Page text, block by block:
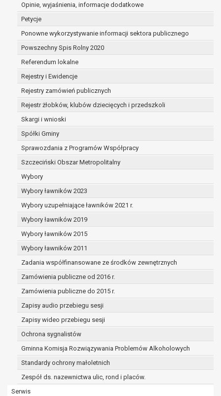
Opinie, wyjaśnienia, informacje dodatkowe
Petycje
Ponowne wykorzystywanie informacji sektora publicznego
Powszechny Spis Rolny 2020
Referendum lokalne
Rejestry i Ewidencje
Rejestry zamówień publicznych
Rejestr żłobków, klubów dziecięcych i przedszkoli
Skargi i wnioski
Spółki Gminy
Sprawozdania z Programów Współpracy
Szczeciński Obszar Metropolitalny
Wybory
Wybory ławników 2023
Wybory uzupełniające ławników 2021 r.
Wybory ławników 2019
Wybory ławników 2015
Wybory ławników 2011
Zadania współfinansowane ze środków zewnętrznych
Zamówienia publiczne od 2016 r.
Zamówienia publiczne do 2015 r.
Zapisy audio przebiegu sesji
Zapisy wideo przebiegu sesji
Ochrona sygnalistów
Gminna Komisja Rozwiązywania Problemów Alkoholowych
Standardy ochrony małoletnich
Zespół ds. nazewnictwa ulic, rond i placów.
Serwis
dane są nieprawidłowe lub
prawo do żądania usunięcia danych
osobowych (tzw. prawo do bycia
zapomnianym) na podstawie art. 17 RODO,
w przypadku gdy:
dane nie są już niezbędne do celów,
dla których były zebrane lub w inny
sposób przetwarzane,
osoba, której dane dotyczą, wniosła
sprzeciw wobec przetwarzania
danych osobowych,
zgodę na przetwarzanie danych
osobowych, która jest podstawą
przetwarzania danych i nie ma innej
danych,
dane osobowe przetwarzane są
niezgodnie z prawem,
dane osobowe muszą być usunięte w
celu wywiązania się z obowiązku
prawo do żądania ograniczenia
przetwarzania danych osobowych na
podstawie art. 18 RODO, w przypadku gdy:
osoba, której dane dotyczą
kwestionuje prawidłowość danych
osobowych – na okres pozwalający
administratorowi sprawdzić
przetwarzanie danych jest niezgodne
z prawem, a osoba, której dane
dotyczą, sprzeciwia się usunięciu
danych, żądając w zamian ich
ograniczenia,